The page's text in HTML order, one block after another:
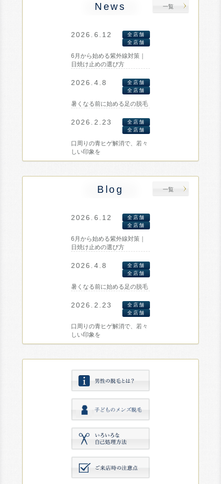
News 一覧
2026.6.12
全店舗
全店舗
6月から始める紫外線対策｜
日焼け止めの選び方
2026.4.8
全店舗
全店舗
暑くなる前に始める足の脱毛
2026.2.23
全店舗
全店舗
口周りの青ヒゲ解消で、若々
しい印象を
Blog 一覧
2026.6.12
全店舗
全店舗
6月から始める紫外線対策｜
日焼け止めの選び方
2026.4.8
全店舗
全店舗
暑くなる前に始める足の脱毛
2026.2.23
全店舗
全店舗
口周りの青ヒゲ解消で、若々
しい印象を